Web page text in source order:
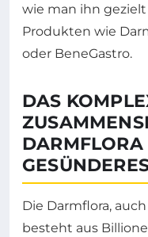
wie man ihn
Produkten wie
oder BeneGastro.
DAS
DARMFLORA
Die Darmflora,
besteht aus